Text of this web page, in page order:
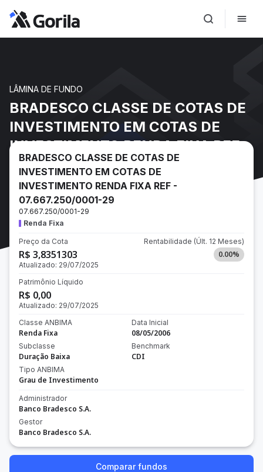
LÂMINA DE FUNDO
BRADESCO CLASSE DE COTAS DE
INVESTIMENTO EM COTAS DE
INVESTIMENTO RENDA FIXA REF -
07.667.250/0001-29
BRADESCO CLASSE DE COTAS DE
INVESTIMENTO EM COTAS DE
INVESTIMENTO RENDA FIXA REF -
07.667.250/0001-29
07.667.250/0001-29
Renda Fixa
Preço da Cota
R$ 3,8351303
Atualizado: 29/07/2025
Rentabilidade (Últ. 12 Meses)
0.00%
Patrimônio Líquido
R$ 0,00
Atualizado: 29/07/2025
Classe ANBIMA
Renda Fixa
Subclasse
Duração Baixa
Tipo ANBIMA
Grau de Investimento
Data Inicial
08/05/2006
Benchmark
CDI
Administrador
Banco Bradesco S.A.
Gestor
Banco Bradesco S.A.
Comparar fundos